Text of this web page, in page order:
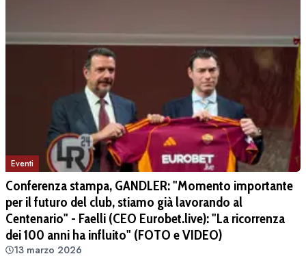
Eventi
Conferenza stampa, GANDLER: "Momento importante
per il futuro del club, stiamo già lavorando al
Centenario" - Faelli (CEO Eurobet.live): "La ricorrenza
dei 100 anni ha influito" (FOTO e VIDEO)
13 marzo 2026